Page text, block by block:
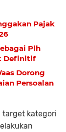
Pajak
Plh
Definitif
Dorong
Persoalan
target kategori